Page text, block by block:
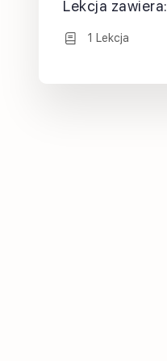
Lekcja zawiera:
1 Lekcja